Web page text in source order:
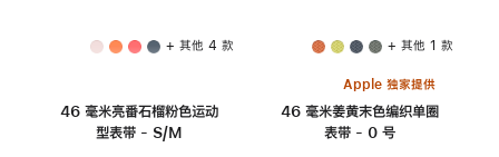
+ 其他 4 款
46 毫米亮番石榴粉色运动
型表带 - S/M
+ 其他 1 款
Apple 独家提供
46 毫米姜黄末色编织单圈
表带 - 0 号